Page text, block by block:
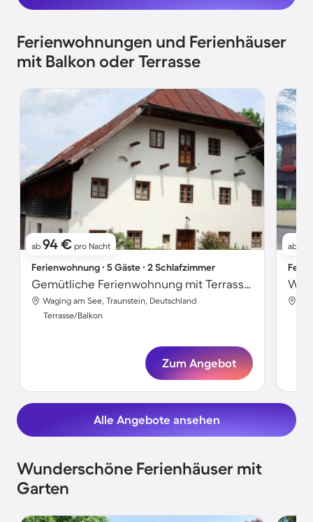
Ferienwohnungen und Ferienhäuser
mit Balkon oder Terrasse
ab 94 € pro Nacht
Ferienwohnung ∙ 5 Gäste ∙ 2 Schlafzimmer
Gemütliche Ferienwohnung mit Terrasse, Garten und Grill | Naturblick
Waging am See, Traunstein, Deutschland
Terrasse/Balkon
Zum Angebot
ab
Alle Angebote ansehen
Wunderschöne Ferienhäuser mit
Garten